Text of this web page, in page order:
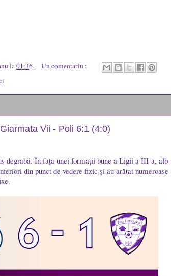
la01:36
Un comentariu :
Vii - Poli 6:1 (4:0)
degrabă. În fața unei formații bune a Ligii a III-a, alb-
din punct de vedere fizic și au arătat numeroase